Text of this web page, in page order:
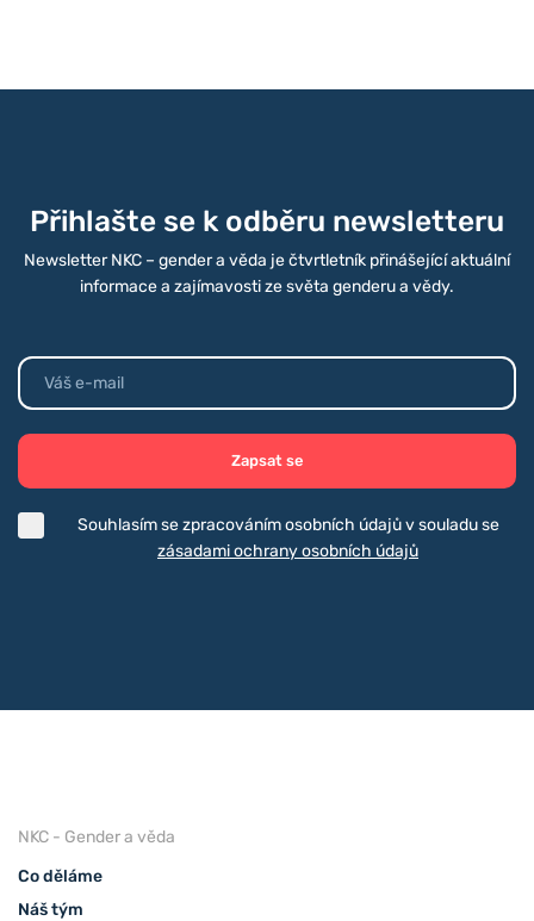
koronavirem. Oddělení Sociologického
Přihlašte se k odběru newsletteru
Newsletter NKC – gender a věda je čtvrtletník přinášející aktuální
informace a zajímavosti ze světa genderu a vědy.
Zapsat se
Souhlasím se zpracováním osobních údajů v souladu se
zásadami ochrany osobních údajů
NKC - Gender a věda
Co děláme
Náš tým